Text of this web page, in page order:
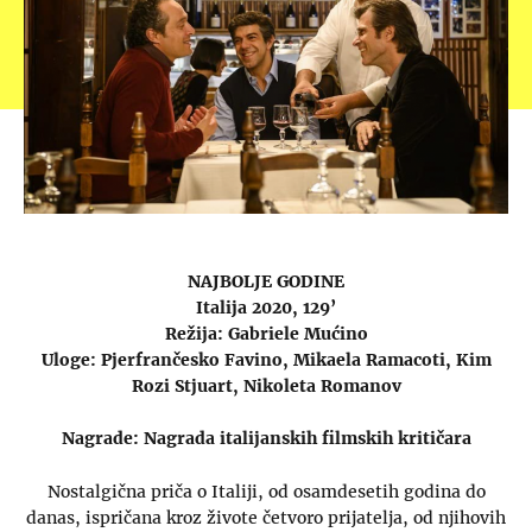
NAJBOLJE GODINE
Italija 2020, 129’
Režija: Gabriele Mućino
Uloge: Pjerfrančesko Favino, Mikaela Ramacoti, Kim
Rozi Stjuart, Nikoleta Romanov
Nagrade: Nagrada italijanskih filmskih kritičara
Nostalgična priča o Italiji, od osamdesetih godina do
danas, ispričana kroz živote četvoro prijatelja, od njihovih